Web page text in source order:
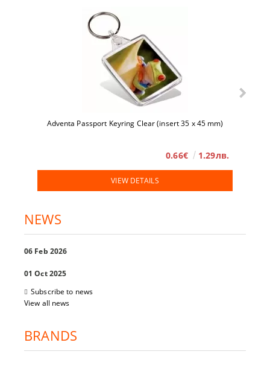
Adventa Passport Keyring Clear (insert 35 x 45 mm)
0.66€ 1.29лв.
VIEW DETAILS
NEWS
06 Feb 2026
01 Oct 2025
Subscribe to news
View all news
BRANDS